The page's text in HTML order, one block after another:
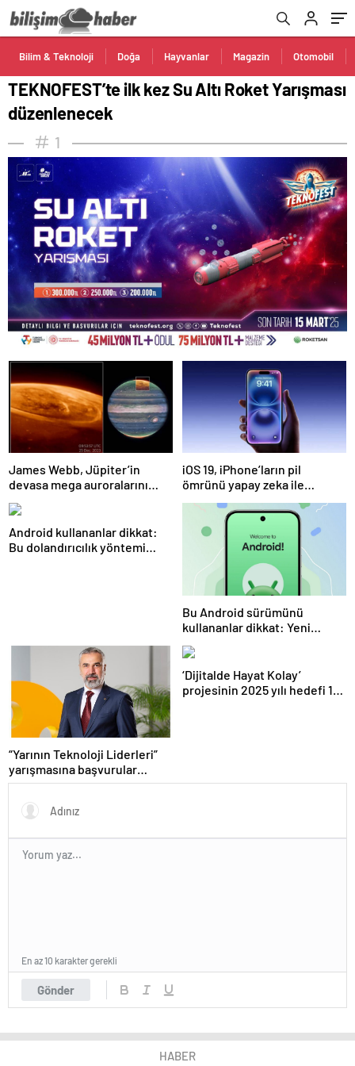
Bilim & Teknoloji Doğa Hayvanlar Magazin Otomobil
TEKNOFEST’te ilk kez Su Altı Roket Yarışması
düzenlenecek
1
James Webb, Jüpiter’in
devasa mega auroralarını
görüntüledi
iOS 19, iPhone’ların pil
ömrünü yapay zeka ile
artıracak
Android kullananlar dikkat:
Bu dolandırıcılık yöntemi
Bu Android sürümünü
kullananlar dikkat: Yeni
“Yarının Teknoloji Liderleri”
yarışmasına başvurular
devam ediyor
‘Dijitalde Hayat Kolay’
projesinin 2025 yılı hedefi 15
Gönder
En az 10 karakter gerekli
HABER